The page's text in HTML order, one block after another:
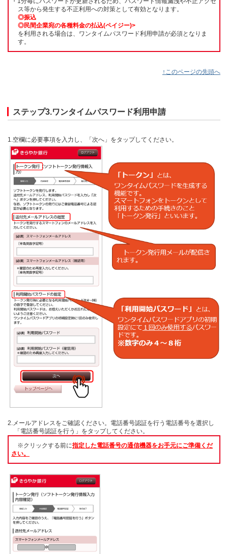
ス等から発生する不正利用への対策として有効となります。
◎振込
◎民間企業宛の各種料金の払込(ペイジー)>
を利用される場合は、ワンタイムパスワード利用申請が必須となりま
す。
↑このページの先頭へ
ステップ3.ワンタイムパスワード利用申請
1.空欄に必要事項を入力し、「次へ」をタップしてください。
2.メールアドレスをご確認ください。電話番号認証を行う電話番号を選択し
「電話番号認証を行う」をタップしてください。
※クリックする前に指定した電話番号の通信機器をお手元にご準備くだ
さい。